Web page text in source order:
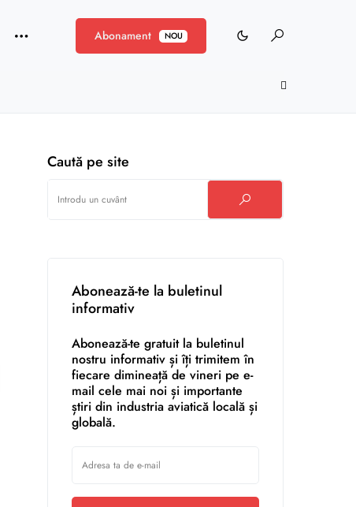
Abonament NOU
Caută pe site
Abonează-te la buletinul
informativ
Abonează-te gratuit la buletinul
nostru informativ și îți trimitem în
fiecare dimineață de vineri pe e-
mail cele mai noi și importante
știri din industria aviatică locală și
globală.